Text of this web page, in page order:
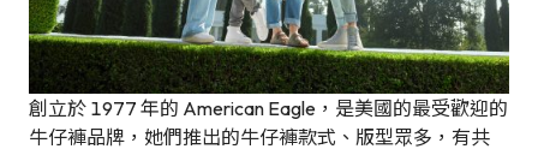
創立於 1977 年的 American Eagle，是美國的最受歡迎的
牛仔褲品牌，她們推出的牛仔褲款式、版型眾多，有共